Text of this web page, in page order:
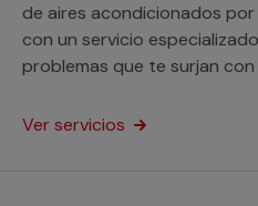
de aires acondicionados
con un servicio
problemas que te surjan
negocios.
Ver servicios